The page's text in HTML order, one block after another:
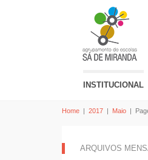
INSTITUCIONAL
Home | 2017 | Maio |
ARQUIVOS